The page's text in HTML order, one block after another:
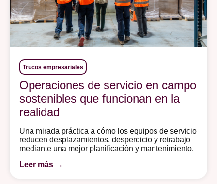
Trucos empresariales
Operaciones de servicio en campo
sostenibles que funcionan en la
realidad
Una mirada práctica a cómo los equipos de servicio
reducen desplazamientos, desperdicio y retrabajo
mediante una mejor planificación y mantenimiento.
Leer más →